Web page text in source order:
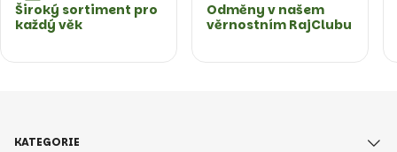
Široký sortiment pro
každý věk
Odměny v našem
věrnostním RajClubu
KATEGORIE